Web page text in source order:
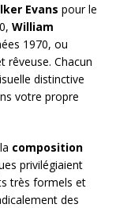
Evans pour le
William
1970, ou
rêveuse. Chacun
distinctive
votre propre
composition
privilégiaient
très formels et
des